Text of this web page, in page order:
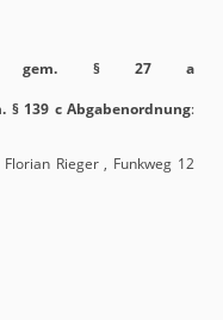
gem. § 27 a
139 c Abgabenordnung:
Florian Rieger , Funkweg 12